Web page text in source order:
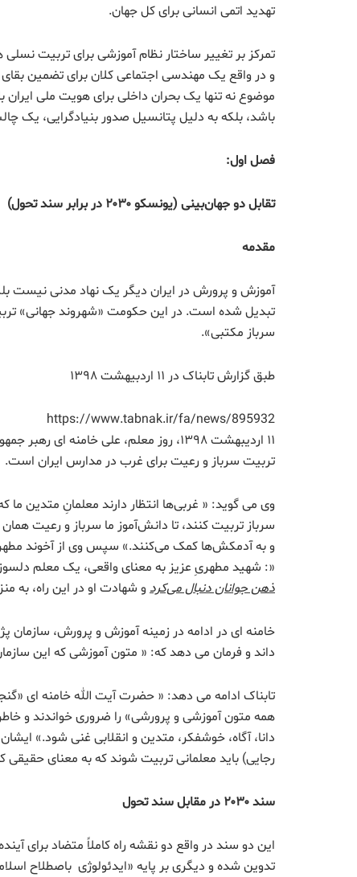
تهدید اتمی انسانی برای کل جهان.
تمرکز بر تغییر ساختار نظام آموزشی برای تربیت
و در واقع یک مهندسی اجتماعی کلان برای تضمین
موضوع نه تنها یک بحران داخلی برای هویت ملی
باشد، بلکه به دلیل پتانسیل صدور بنیادگرایی، یک
فصل اول:
تقابل دو جهان‌بینی (یونسکو۲۰۳۰ در برابر سند تحول)
مقدمه
آموزش و پرورش در ایران دیگر یک نهاد مدنی نیست
تبدیل شده است. در این حکومت «شهروند جهانی»
سرباز مکتبی».
طبق گزارش تابناک در ۱۱ اردبیهشت ۱۳۹۸
https://www.tabnak.ir/fa/news/895932
تربیت سرباز و رعیت برای غرب در مدارس ایران است.
وی می گوید: « غربی‌ها انتظار دارند معلمانِ متدین
سرباز تربیت کنند، تا دانش‌آموز ما سرباز و رعیت
و به آدمکش‌ها کمک می‌کنند.» سپس وی از آخوند
«: شهید مطهریِ عزیز به معنای واقعی، یک معلم دلسوز
ذهن جوانان دنبال می‌کردو شهادت او در این راه، به
خامنه ای در ادامه در زمینه آموزش و پرورش، سازمان
داند و فرمان می دهد که: « متون آموزشی که این
تابناک ادامه می دهد: « حضرت آیت الله خامنه ای
همه متون آموزشی و پرورشی» را ضروری خواندند و
دانا، آگاه، خوشفکر، متدین و انقلابی غنی شود.»
رجایی) باید معلمانی تربیت شوند که به معنای حقیقی
سند ۲۰۳۰ در مقابل سند تحول
این دو سند در واقع دو نقشه راه کاملاً متضاد برای
تدوین شده و دیگری بر پایه «ایدئولوژی باصطلاح